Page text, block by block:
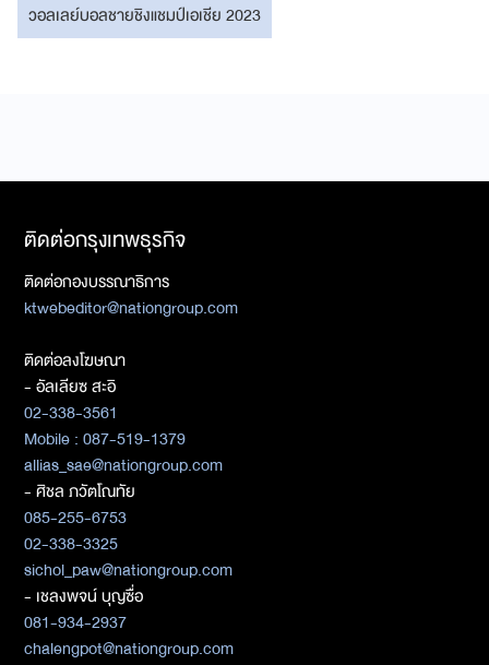
วอลเลย์บอลชายชิงแชมป์เอเชีย 2023
ติดต่อกรุงเทพธุรกิจ
ติดต่อกองบรรณาธิการ
ktwebeditor@nationgroup.com
ติดต่อลงโฆษณา
- อัลเลียซ สะอิ
02-338-3561
Mobile : 087-519-1379
allias_sae@nationgroup.com
- ศิชล ภวัตโณทัย
085-255-6753
02-338-3325
sichol_paw@nationgroup.com
- เชลงพจน์ บุญซื่อ
081-934-2937
chalengpot@nationgroup.com